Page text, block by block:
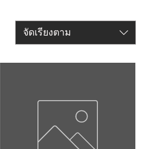
จัดเรียงตาม